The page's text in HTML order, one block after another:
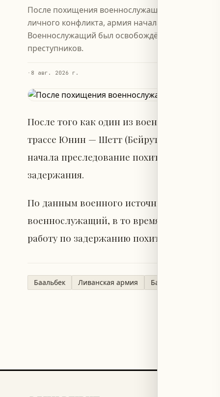
После похищения военнослужащего на трассе
личного конфликта, армия начала операцию по
Военнослужащий был освобождён, а силы
преступников.
· 8 авг. 2026 г.
После того как один из
трассе Юнин — Шетт (Бейрут) в
начала преследование похитителей и
задержания.
По данным военного источника, «в
военнослужащий, в то время как
работу по задержанию похитителей».
Баальбек Ливанская армия Банда похитителей